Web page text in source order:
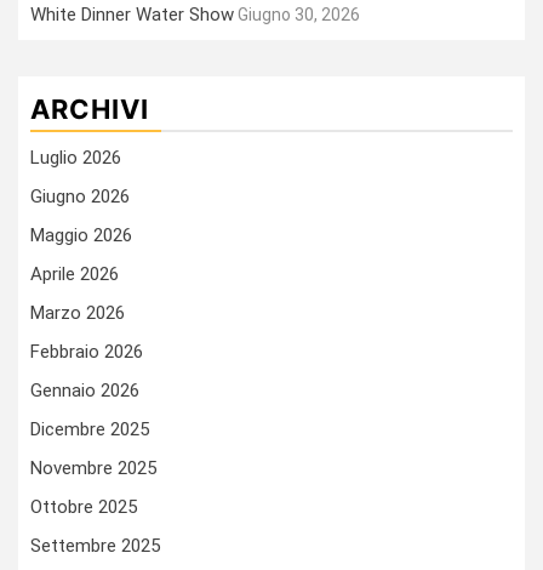
White Dinner Water ShowGiugno 30, 2026
ARCHIVI
Luglio 2026
Giugno 2026
Maggio 2026
Aprile 2026
Marzo 2026
Febbraio 2026
Gennaio 2026
Dicembre 2025
Novembre 2025
Ottobre 2025
Settembre 2025